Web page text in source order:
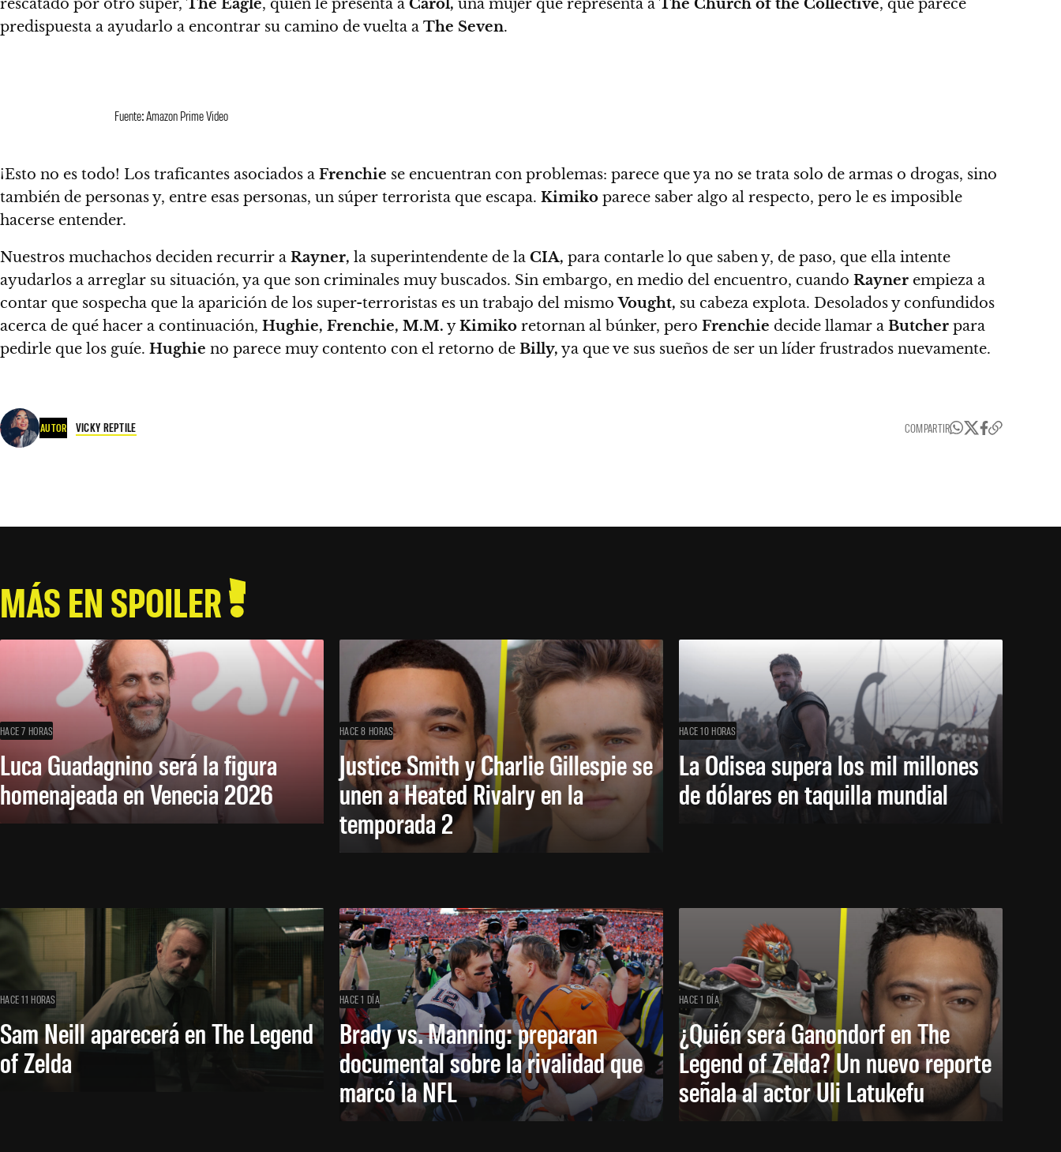
rescatado por otro súper, The Eagle, quien le presenta a Carol, una mujer que representa a The Church of the Collective, que parece
predispuesta a ayudarlo a encontrar su camino de vuelta a The Seven.
Fuente: Amazon Prime Video
¡Esto no es todo! Los traficantes asociados a Frenchie se encuentran con problemas: parece que ya no se trata solo de armas o drogas, sino
también de personas y, entre esas personas, un súper terrorista que escapa. Kimiko parece saber algo al respecto, pero le es imposible
hacerse entender.
Nuestros muchachos deciden recurrir a Rayner, la superintendente de la CIA, para contarle lo que sabeny, de paso, que ella intente
ayudarlos a arreglar su situación, ya que son criminales muy buscados. Sin embargo, en medio del encuentro, cuando Rayner empieza a
contar que sospecha que la aparición de los super-terroristas es un trabajo del mismoVought, su cabeza explota. Desolados y confundidos
acerca de qué hacer a continuación, Hughie, Frenchie, M.M. yKimiko retornan al búnker, pero Frenchie decide llamar a Butcher para
pedirle que los guíe. Hughie no parece muy contento con el retorno de Billy, ya que ve sus sueños de ser un líder frustrados nuevamente.
AUTOR VICKY REPTILE COMPARTIR
MÁS EN SPOILER
HACE 7 HORAS
Luca Guadagnino será la figura
homenajeada en Venecia 2026
HACE 8 HORAS
Justice Smith y Charlie Gillespie se
unen a Heated Rivalry en la
temporada 2
HACE 10 HORAS
La Odisea supera los mil millones
de dólares en taquilla mundial
HACE 11 HORAS
Sam Neill aparecerá en The Legend
of Zelda
HACE 1 DÍA
Brady vs. Manning: preparan
documental sobre la rivalidad que
marcó la NFL
HACE 1 DÍA
¿Quién será Ganondorf en The
Legend of Zelda? Un nuevo reporte
señala al actor Uli Latukefu